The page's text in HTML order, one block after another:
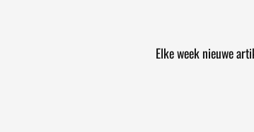
Elke week nieuwe